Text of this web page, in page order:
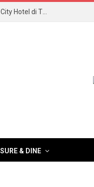
& DINE